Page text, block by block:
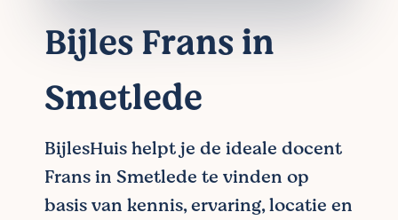
Bijles Frans in
Smetlede
BijlesHuis helpt je de ideale docent
Frans in Smetlede te vinden op
basis van kennis, ervaring, locatie en